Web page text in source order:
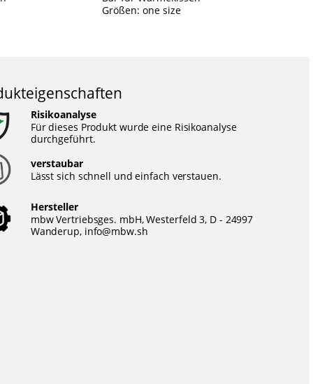
Größen: one size
Risikoanalyse
Für dieses Produkt wurde eine Risikoanalyse
durchgeführt.
verstaubar
Lässt sich schnell und einfach verstauen.
Hersteller
mbw Vertriebsges. mbH, Westerfeld 3, D - 24997
Wanderup, info@mbw.sh